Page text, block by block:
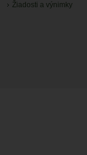
Žiadosti a výnimky